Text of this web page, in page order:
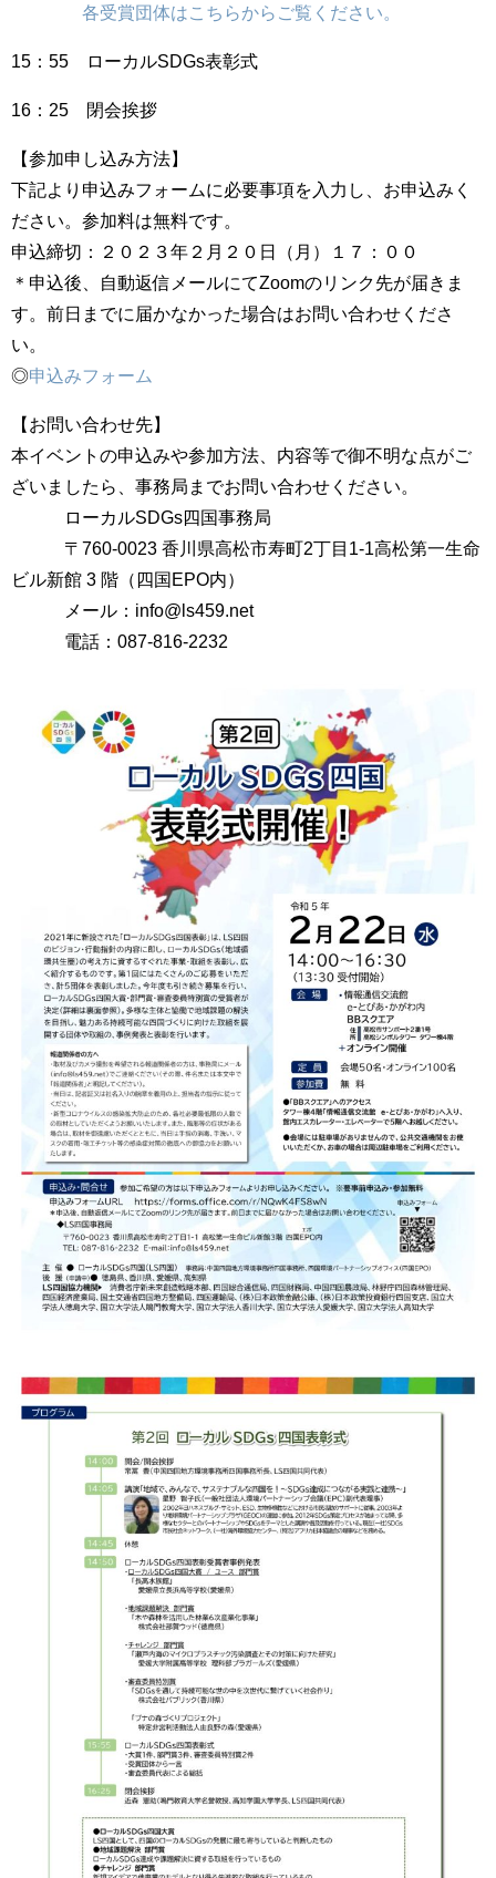
各受賞団体はこちらからご覧ください。
15：55 ローカルSDGs表彰式
16：25 閉会挨拶
【参加申し込み方法】
下記より申込みフォームに必要事項を入力し、お申込みく
ださい。参加料は無料です。
申込締切：２０２３年２月２０日（月）１７：００
＊申込後、自動返信メールにてZoomのリンク先が届きま
す。前日までに届かなかった場合はお問い合わせくださ
い。
◎申込みフォーム
【お問い合わせ先】
本イベントの申込みや参加方法、内容等で御不明な点がご
ざいましたら、事務局までお問い合わせください。
ローカルSDGs四国事務局
〒760-0023 香川県高松市寿町2丁目1-1高松第一生命
ビル新館 3 階（四国EPO内）
メール：info@ls459.net
電話：087-816-2232